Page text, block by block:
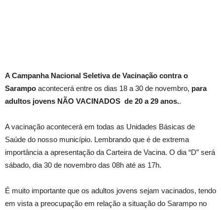
A Campanha Nacional Seletiva de Vacinação contra o
Sarampo acontecerá entre os dias 18 a 30 de novembro, para
adultos jovens NÃO VACINADOS de 20 a 29 anos..
A vacinação acontecerá em todas as Unidades Básicas de
Saúde do nosso município. Lembrando que é de extrema
importância a apresentação da Carteira de Vacina. O dia “D” será
sábado, dia 30 de novembro das 08h até as 17h.
É muito importante que os adultos jovens sejam vacinados, tendo
em vista a preocupação em relação a situação do Sarampo no